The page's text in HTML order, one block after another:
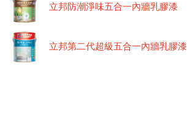
立邦防潮淨味五合一內牆乳膠漆
立邦第二代超級五合一內牆乳膠漆